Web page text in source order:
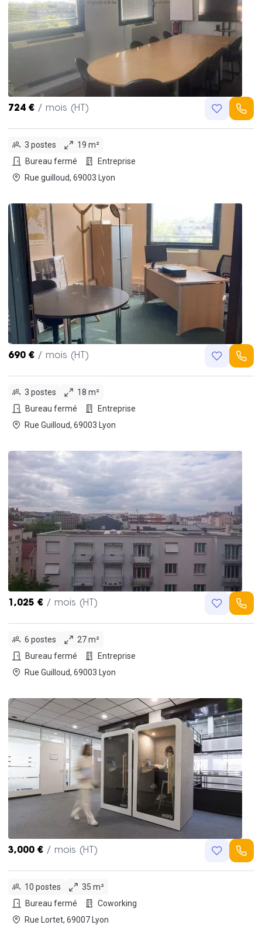
724 € / mois (HT)
3 postes
19 m²
Bureau fermé
Entreprise
Rue guilloud, 69003 Lyon
690 € / mois (HT)
3 postes
18 m²
Bureau fermé
Entreprise
Rue Guilloud, 69003 Lyon
1,025 € / mois (HT)
6 postes
27 m²
Bureau fermé
Entreprise
Rue Guilloud, 69003 Lyon
3,000 € / mois (HT)
10 postes
35 m²
Bureau fermé
Coworking
Rue Lortet, 69007 Lyon